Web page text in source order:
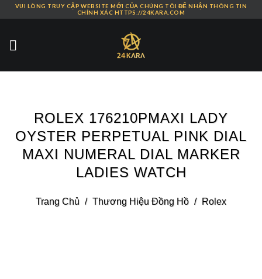
Skip
content
VUI LÒNG TRUY CẬP WEBSITE MỚI CỦA CHÚNG TÔI ĐỂ NHẬN THÔNG TIN
CHÍNH XÁC HTTPS://24KARA.COM
ROLEX 176210PMAXI LADY
OYSTER PERPETUAL PINK DIAL
MAXI NUMERAL DIAL MARKER
LADIES WATCH
Trang Chủ / Thương Hiệu Đồng Hồ / Rolex